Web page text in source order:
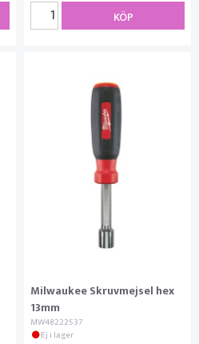
KÖP
Milwaukee Skruvmejsel hex
13mm
MW48222537
Ej i lager